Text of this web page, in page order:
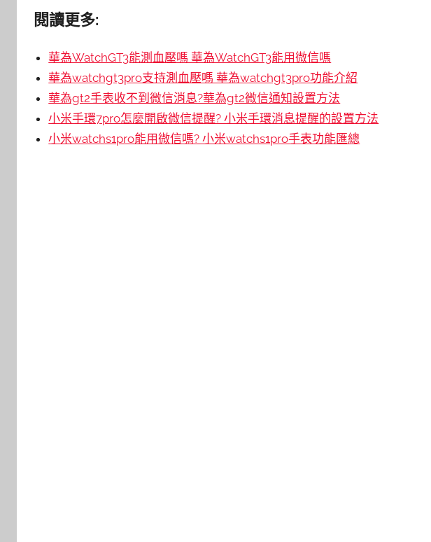
閱讀更多:
華為WatchGT3能測血壓嗎 華為WatchGT3能用微信嗎
華為watchgt3pro支持測血壓嗎 華為watchgt3pro功能介紹
華為gt2手表收不到微信消息?華為gt2微信通知設置方法
小米手環7pro怎麼開啟微信提醒? 小米手環消息提醒的設置方法
小米watchs1pro能用微信嗎? 小米watchs1pro手表功能匯總